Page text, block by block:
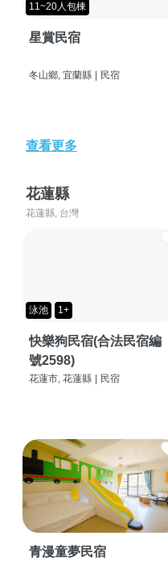
11~20人包棟
星賞民宿
冬山鄉, 宜蘭縣 民宿
查看更多
花蓮縣
花蓮縣, 台灣
泳池 1+
快樂狗民宿(合法民宿編
號2598)
花蓮市, 花蓮縣 民宿
青漫童夢民宿